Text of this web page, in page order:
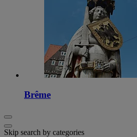
Brême
Skip search by categories